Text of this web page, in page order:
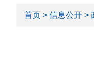
首页 > 信息公开 >